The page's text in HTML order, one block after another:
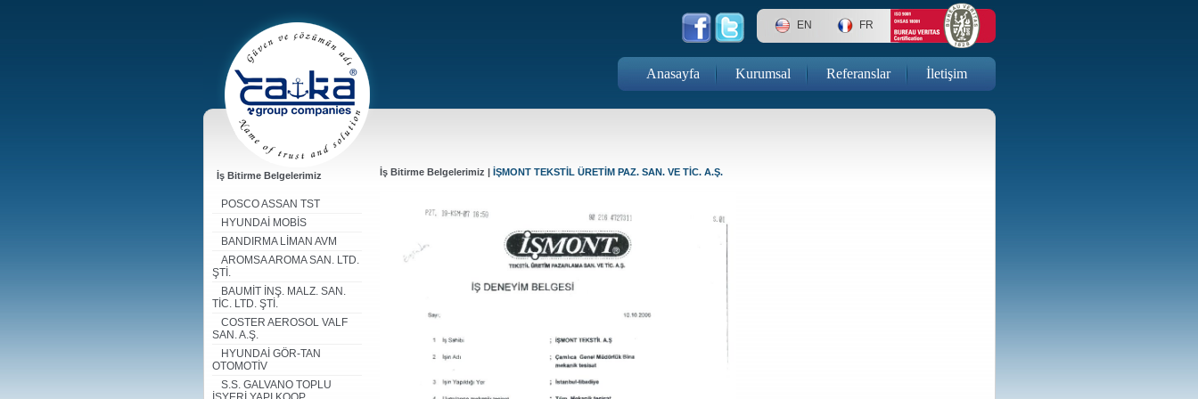
EN FR
Anasayfa Kurumsal Referanslar İletişim
İş Bitirme Belgelerimiz
POSCO ASSAN TST
HYUNDAİ MOBİS
BANDIRMA LİMAN AVM
AROMSA AROMA SAN. LTD.
ŞTİ.
BAUMİT İNŞ. MALZ. SAN.
TİC. LTD. ŞTİ.
COSTER AEROSOL VALF
SAN. A.Ş.
HYUNDAİ GÖR-TAN
OTOMOTİV
S.S. GALVANO TOPLU
İş Bitirme Belgelerimiz | İŞMONT TEKSTİL ÜRETİM PAZ. SAN. VE TİC. A.Ş.